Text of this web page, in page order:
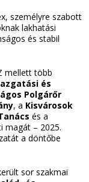
személyre szabott
lakhatási
és stabil
mellett több
és
Polgárőr
, a Kisvárosok
és a
magát – 2025.
a döntőbe
sor szakmai